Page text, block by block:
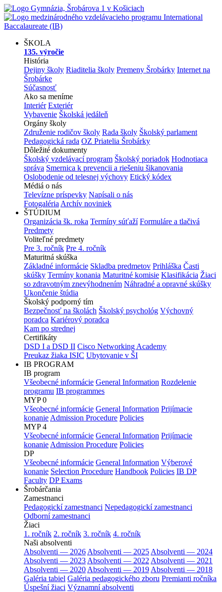
ŠKOLA
135. výročie
História
Dejiny školy Riaditelia školy Premeny Šrobárky Internet na
Šrobárke
Súčasnosť
Ako sa meníme
Interiér Exteriér
Vybavenie Školská jedáleň
Orgány školy
Združenie rodičov školy Rada školy Školský parlament
Pedagogická rada OZ Priatelia Šrobárky
Dôležité dokumenty
Školský vzdelávací program Školský poriadok Hodnotiaca
správa Smernica k prevencii a riešeniu šikanovania
Oslobodenie od telesnej výchovy Etický kódex
Médiá o nás
Televízne príspevky Napísali o nás
Fotogaléria Archív noviniek
ŠTÚDIUM
Organizácia šk. roka Termíny súťaží Formuláre a tlačivá
Predmety
Voliteľné predmety
Pre 3. ročník Pre 4. ročník
Maturitná skúška
Základné informácie Skladba predmetov Prihláška Časti
skúšky Termíny konania Maturitné komisie Klasifikácia Žiaci
so zdravotným znevýhodnením Náhradné a opravné skúšky
Ukončenie štúdia
Školský podporný tím
Bezpečnosť na školách Školský psychológ Výchovný
poradca Kariérový poradca
Kam po strednej
Certifikáty
DSD I a DSD II Cisco Networking Academy
Preukaz žiaka ISIC Ubytovanie v ŠI
IB PROGRAM
IB program
Všeobecné informácie General Information Rozdelenie
programu IB programmes
MYP 0
Všeobecné informácie General Information Prijímacie
konanie Admission Procedure Policies
MYP 4
Všeobecné informácie General Information Prijímacie
konanie Admission Procedure Policies
DP
Všeobecné informácie General Information Výberové
konanie Selection Procedure Handbook Policies IB DP
Faculty DP Exams
Šrobárčania
Zamestnanci
Pedagogickí zamestnanci Nepedagogickí zamestnanci
Odborní zamestnanci
Žiaci
1. ročník 2. ročník 3. ročník 4. ročník
Naši absolventi
Absolventi — 2026 Absolventi — 2025 Absolventi — 2024
Absolventi — 2023 Absolventi — 2022 Absolventi — 2021
Absolventi — 2020 Absolventi — 2019 Absolventi — 2018
Galéria tabiel Galéria pedagogického zboru Premianti ročníka
Úspešní žiaci Významní absolventi